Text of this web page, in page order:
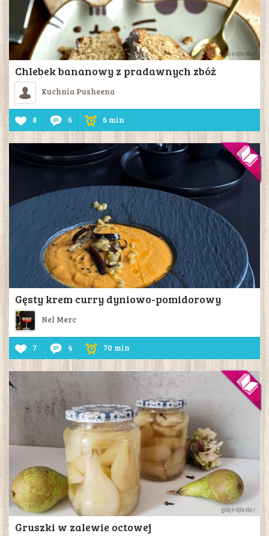
Chlebek bananowy z pradawnych zbóż
Kuchnia Pusheena
8 6 6 min
Gęsty krem curry dyniowo-pomidorowy
Nel Merc
7 4 70 min
Gruszki w zalewie octowej